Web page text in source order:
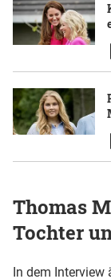
Thomas
Tochter
In dem Interview